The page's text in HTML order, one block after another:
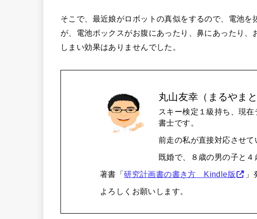
そこで、最近娘がロボットの真似をするので、電池
が、電池ボックスがお腹にあったり、鼻にあったり
しまい効果はありませんでした。
丸山友幸（まるやまと
スキー検定１級持ち、現
書士です。
前走の私が直接対応させて
既婚で、８歳の男の子と４
著書「研究計画書の書き方 Kindle版 」
よろしくお願いします。